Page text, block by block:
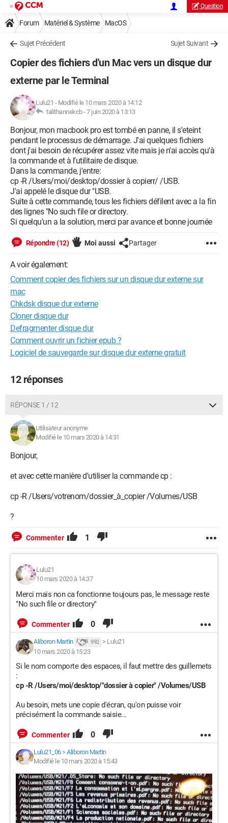
Question
Forum Matériel & Système MacOS
Sujet Précédent Sujet Suivant
Copier des fichiers d'un Mac vers un disque dur
externe par le Terminal
Lulu21 - Modifié le 10 mars 2020 à 14:12
talithannekcb -7 juin 2020 à 13:13
Bonjour, mon macbook pro est tombé en panne, il s'eteint
pendant le processus de démarrage. J'ai quelques fichiers
dont j'ai besoin de récupérer assez vite mais je n'ai accès qu'à
la commande et à l'utilitaire de disque.
Dans la commande, j'entre:
cp -R /Users/moi/desktop/dossier à copierr/ /USB.
J'ai appelé le disque dur "USB.
Suite à cette commande, tous les fichiers défilent avec a la fin
des lignes "No such file or directory.
Si quelqu'un a la solution, merci par avance et bonne journée
Répondre (12) Moi aussi Partager
A voir également:
Comment copier des fichiers sur un disque dur externe sur
mac
Chkdsk disque dur externe
Cloner disque dur
Defragmenter disque dur
Comment ouvrir un fichier epub ?
Logiciel de sauvegarde sur disque dur externe gratuit
12 réponses
RÉPONSE 1 / 12
Utilisateur anonyme
Modifié le 10 mars 2020 à 14:31
Bonjour,
et avec cette manière d'utiliser la commande cp :
cp -R /Users/votrenom/dossier_à_copier /Volumes/USB
?
Commenter 1
Lulu21
10 mars 2020 à 14:37
Merci mais non ca fonctionne toujours pas, le message reste
"No such file or directory"
Commenter 0
Aliboron Martin 992 > Lulu21
10 mars 2020 à 15:23
Si le nom comporte des espaces, il faut mettre des guillemets
:
cp -R /Users/moi/desktop/"dossier à copier" /Volumes/USB
Au besoin, mets une copie d'écran, qu'on puisse voir
précisément la commande saisie...
Commenter 0
Lulu21_06> Aliboron Martin
Modifié le 10 mars 2020 à 15:43